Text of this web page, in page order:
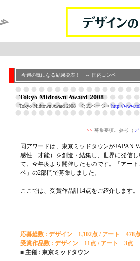
今週の気になる結果発表！ ～ 国内コンペ
Tokyo Midtown Award 2008
Tokyo Midtown Award 2008 公式ページ >http://
>> 募集要項。参考（デ
同アワードは、東京ミッドタウンがJAPAN
感性・才能）を創造・結集し、世界に発信
て、今年度より開催したものです。「アー
ペ」の2部門で募集しました。
ここでは、受賞作品計14点をご紹介します。
応募総数 : デザイン 1,102点 / アート 478点
受賞作品数 : デザイン 11点 / アート 3点
■ 主催 : 東京ミッドタウン